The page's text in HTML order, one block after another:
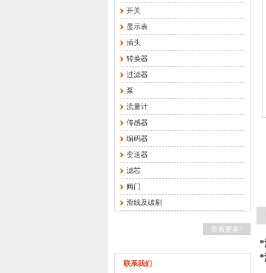
开关
显示表
插头
转换器
过滤器
泵
流量计
传感器
编码器
变送器
滤芯
阀门
滑线及碳刷
查看更多+
联系我们
*
*